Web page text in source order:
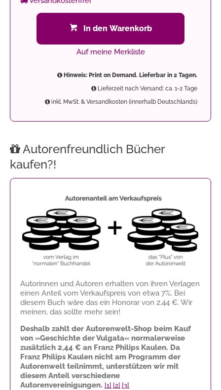
In den Warenkorb
Auf meine Merkliste
Hinweis: Print on Demand. Lieferbar in 2 Tagen.
Lieferzeit nach Versand: ca. 1-2 Tage
inkl. MwSt. & Versandkosten (innerhalb Deutschlands)
Autorenfreundlich Bücher
kaufen?!
Autorinnen und Autoren erhalten von ihren Verlagen
einen Anteil vom Verkaufspreis von etwa 7%. Bei
diesem Buch wäre das ein Honorar von 2,44 €. Wir
meinen, das sollte mehr sein!
Deshalb zahlt der Autorenwelt-Shop beim Kauf
von »Geschichte der Vulgata« normalerweise
zusätzlich 2,44 € an Franz Philips Kaulen. Da
Franz Philips Kaulen nicht am Programm der
Autorenwelt teilnimmt, unterstützen wir mit
diesem Anteil verschiedene
Autorenvereinigungen. [1] [2] [3]